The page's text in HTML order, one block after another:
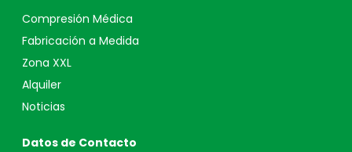
Compresión Médica
Fabricación a Medida
Zona XXL
Alquiler
Noticias
Datos de Contacto